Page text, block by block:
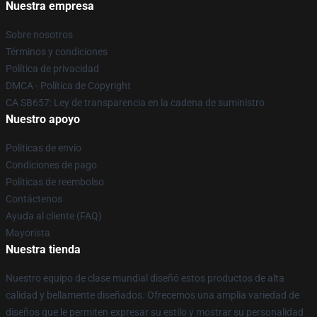
Nuestra empresa
Sobre nosotros
Términos y condiciones
Política de privacidad
DMCA - Política de Copyright
CA SB657: Ley de transparencia en la cadena de suministro
Nuestro apoyo
Políticas de envío
Condiciones de pago
Políticas de reembolso
Contáctenos
Ayuda al cliente (FAQ)
Mayorista
Nuestra tienda
Nuestro equipo de clase mundial diseñó estos productos de alta
calidad y bellamente diseñados. Ofrecemos una amplia variedad de
diseños que le permiten expresar su estilo y mostrar su personalidad